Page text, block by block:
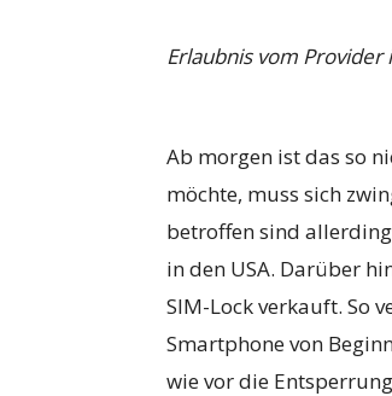
Erlaubnis vom
Ab morgen ist das so
möchte, muss sich
betroffen sind
in den USA. Darüber
SIM-Lock verkauft. So
Smartphone von
wie vor die